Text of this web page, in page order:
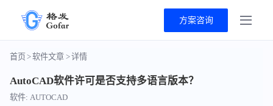
方案咨询
首页>软件文章 >详情
AutoCAD软件许可是否支持多语言版本？
软件: AUTOCAD